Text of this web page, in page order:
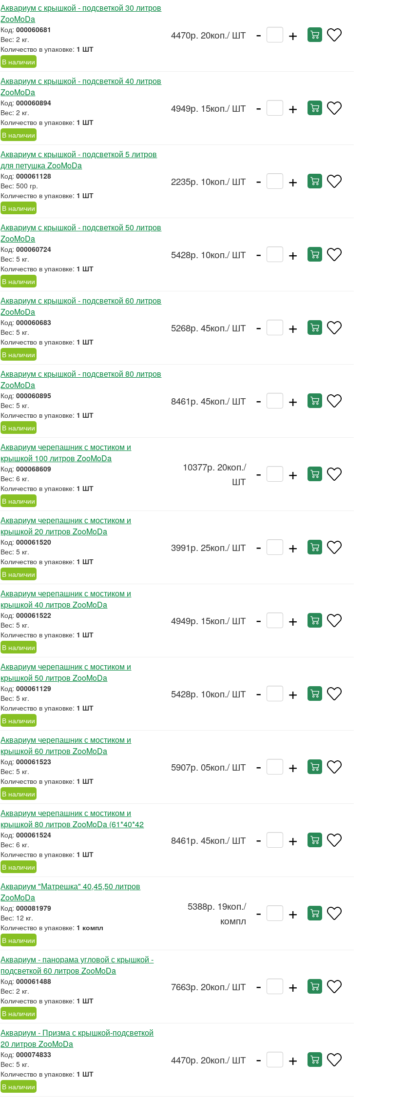
Аквариум с крышкой - подсветкой 30 литров
ZooMoDa
Код:000060681
Вес: 2 кг.
Количество в упаковке: 1 ШТ
В наличии
4470р. 20коп./ ШТ - +
Аквариум с крышкой - подсветкой 40 литров
ZooMoDa
Код:000060894
Вес: 2 кг.
Количество в упаковке: 1 ШТ
В наличии
4949р. 15коп./ ШТ - +
Аквариум с крышкой - подсветкой 5 литров
для петушка ZooMoDa
Код:000061128
Вес: 500 гр.
Количество в упаковке: 1 ШТ
В наличии
2235р. 10коп./ ШТ - +
Аквариум с крышкой - подсветкой 50 литров
ZooMoDa
Код:000060724
Вес: 5 кг.
Количество в упаковке: 1 ШТ
В наличии
5428р. 10коп./ ШТ - +
Аквариум с крышкой - подсветкой 60 литров
ZooMoDa
Код:000060683
Вес: 5 кг.
Количество в упаковке: 1 ШТ
В наличии
5268р. 45коп./ ШТ - +
Аквариум с крышкой - подсветкой 80 литров
ZooMoDa
Код:000060895
Вес: 5 кг.
Количество в упаковке: 1 ШТ
В наличии
8461р. 45коп./ ШТ - +
Аквариум черепашник с мостиком и
крышкой 100 литров ZooMoDa
Код:000068609
Вес: 6 кг.
Количество в упаковке: 1 ШТ
В наличии
10377р. 20коп./
ШТ
- +
Аквариум черепашник с мостиком и
крышкой 20 литров ZooMoDa
Код:000061520
Вес: 5 кг.
Количество в упаковке: 1 ШТ
В наличии
3991р. 25коп./ ШТ - +
Аквариум черепашник с мостиком и
крышкой 40 литров ZooMoDa
Код:000061522
Вес: 5 кг.
Количество в упаковке: 1 ШТ
В наличии
4949р. 15коп./ ШТ - +
Аквариум черепашник с мостиком и
крышкой 50 литров ZooMoDa
Код:000061129
Вес: 5 кг.
Количество в упаковке: 1 ШТ
В наличии
5428р. 10коп./ ШТ - +
Аквариум черепашник с мостиком и
крышкой 60 литров ZooMoDa
Код:000061523
Вес: 5 кг.
Количество в упаковке: 1 ШТ
В наличии
5907р. 05коп./ ШТ - +
Аквариум черепашник с мостиком и
крышкой 80 литров ZooMoDa (61*40*42
Код:000061524
Вес: 6 кг.
Количество в упаковке: 1 ШТ
В наличии
8461р. 45коп./ ШТ - +
Аквариум "Матрешка" 40,45,50 литров
ZooMoDa
Код:000081979
Вес: 12 кг.
Количество в упаковке: 1 компл
В наличии
5388р. 19коп./
компл
- +
Аквариум - панорама угловой с крышкой -
подсветкой 60 литров ZooMoDa
Код:000061488
Вес: 2 кг.
Количество в упаковке: 1 ШТ
В наличии
7663р. 20коп./ ШТ - +
Аквариум - Призма с крышкой-подсветкой
20 литров ZooMoDa
Код:000074833
Вес: 5 кг.
Количество в упаковке: 1 ШТ
В наличии
4470р. 20коп./ ШТ - +